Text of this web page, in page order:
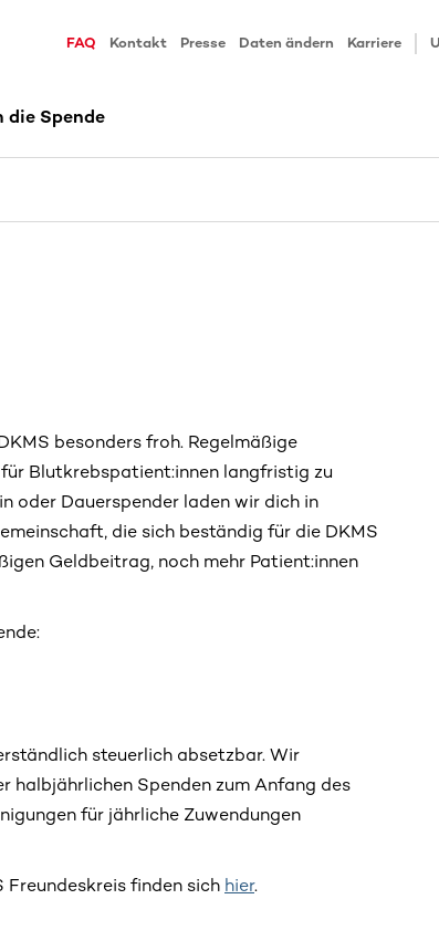
FAQ Kontakt Presse Daten ändern Karriere
die Spende
besonders froh. Regelmäßige
Blutkrebspatient:innen langfristig zu
oder Dauerspender laden wir dich in
die sich beständig für die DKMS
Geldbeitrag, noch mehr Patient:innen
steuerlich absetzbar. Wir
halbjährlichen Spenden zum Anfang des
für jährliche Zuwendungen
Freundeskreis finden sich hier.